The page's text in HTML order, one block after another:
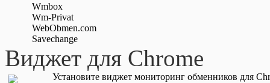
Wmbox
Wm-Privat
WebObmen.com
Savechange
Виджет для Chrome
Установите виджет мониторинг обменников для